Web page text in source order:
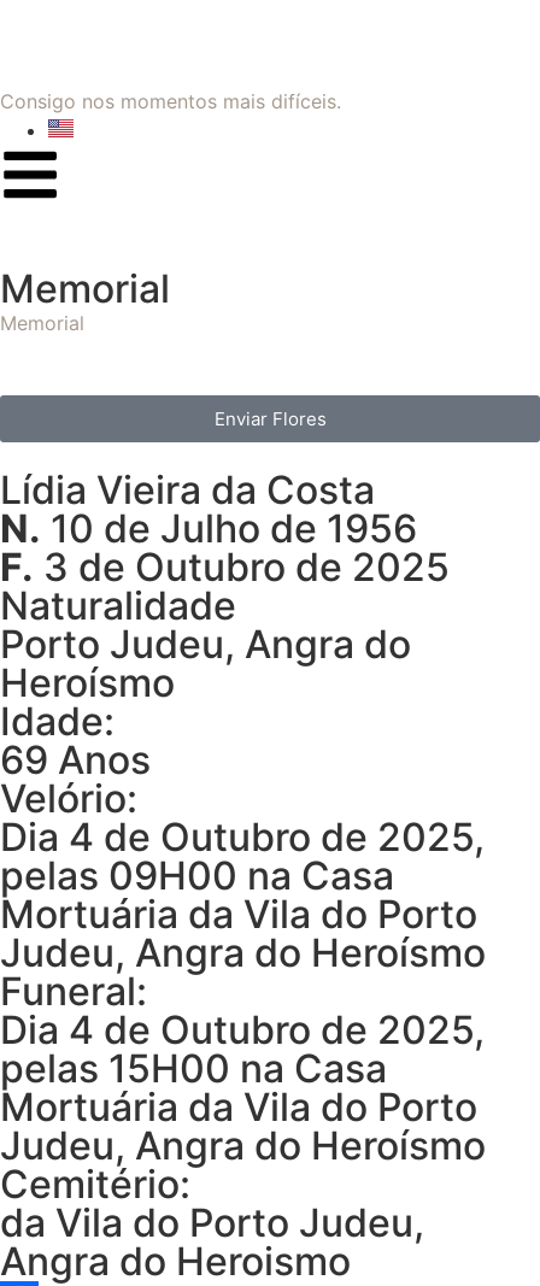
Consigo nos momentos mais difíceis.
Memorial
Memorial
Enviar Flores
Lídia Vieira da Costa
N. 10 de Julho de 1956
F. 3 de Outubro de 2025
Naturalidade
Porto Judeu, Angra do
Heroísmo
Idade:
69 Anos
Velório:
Dia 4 de Outubro de 2025,
pelas 09H00 na Casa
Mortuária da Vila do Porto
Judeu, Angra do Heroísmo
Funeral:
Dia 4 de Outubro de 2025,
pelas 15H00 na Casa
Mortuária da Vila do Porto
Judeu, Angra do Heroísmo
Cemitério:
da Vila do Porto Judeu,
Angra do Heroismo